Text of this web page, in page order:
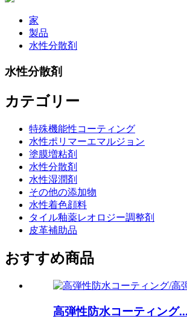
家
製品
水性分散剤
水性分散剤
カテゴリー
特殊機能性コーティング
水性ポリマーエマルジョン
塗膜増粘剤
水性分散剤
水性湿潤剤
その他の添加物
水性着色顔料
タイル釉薬レオロジー調整剤
皮革補助品
おすすめ商品
高弾性防水コーティング...